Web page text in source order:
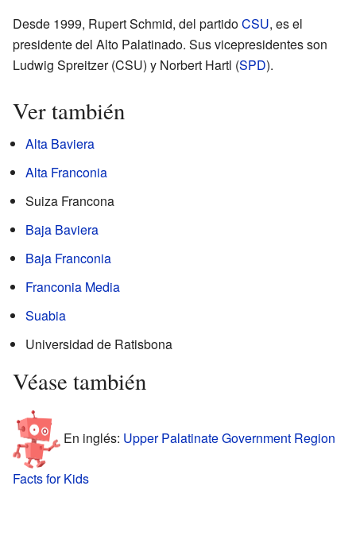
Desde 1999, Rupert Schmid, del partidoCSU, es el
presidente del Alto Palatinado. Sus vicepresidentes son
Ludwig Spreitzer (CSU) y Norbert Hartl (SPD).
Ver también
Alta Baviera
Alta Franconia
Suiza Francona
Baja Baviera
Baja Franconia
Franconia Media
Suabia
Universidad de Ratisbona
Véase también
En inglés: Upper Palatinate Government Region
Facts for Kids